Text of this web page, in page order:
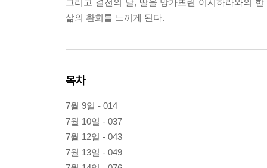
삶의 환희를 느끼게 된다.
목차
7월 9일 - 014
7월 10일 - 037
7월 12일 - 043
7월 13일 - 049